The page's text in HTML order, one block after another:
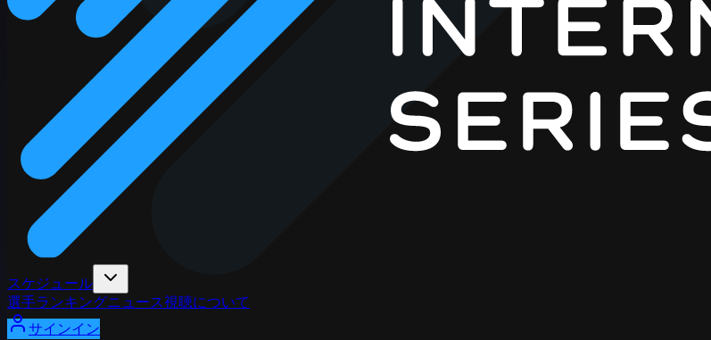
スケジュール
選手ランキングニュース視聴について
サインイン